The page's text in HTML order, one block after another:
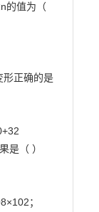
的值为（
形正确的是
是（ ）
；